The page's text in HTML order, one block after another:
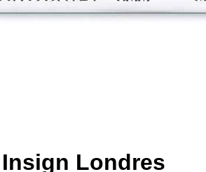
Insign Londres